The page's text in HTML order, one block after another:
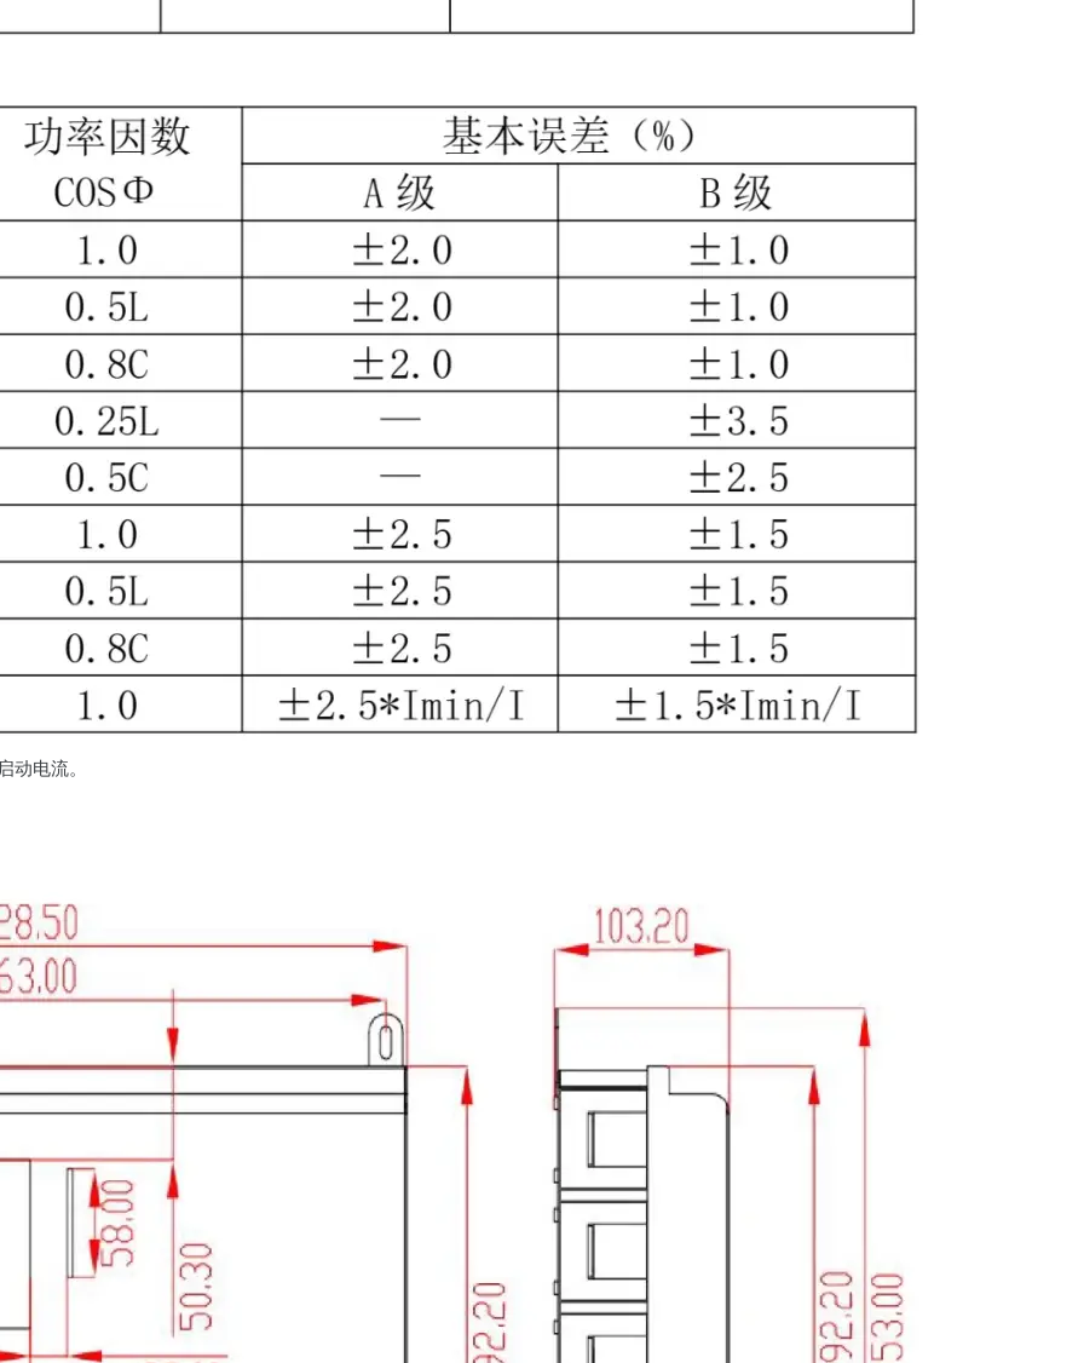
动电流。